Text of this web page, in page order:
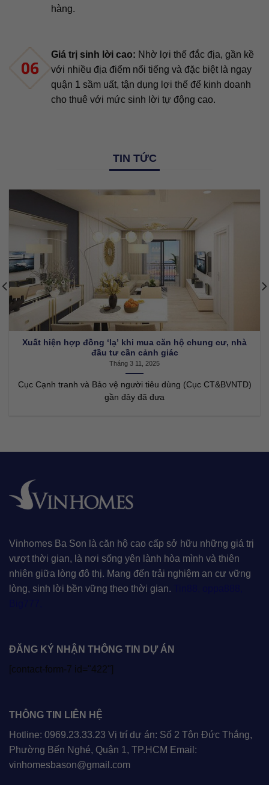
hàng.
Giá trị sinh lời cao: Nhờ lợi thế đắc địa, gần kề
với nhiều địa điểm nổi tiếng và đặc biệt là ngay
quận 1 sầm uất, tận dụng lợi thế để kinh doanh
cho thuê với mức sinh lời tự động cao.
TIN TỨC
Xông đất là gì? Tục lệ xông đất có ý nghĩa như thế nào?
Tháng 3 11, 2025
Xông đất là một phong tục lâu đời trong văn hóa Việt Nam,
mang một
Vinhomes Ba Son là căn hộ cao cấp sở hữu những giá trị
vượt thời gian, là nơi sống yên lành hòa mình và thiên
nhiên giữa lòng đô thị. Mang đến trải nghiệm an cư vững
lòng, sinh lời bền vững theo thời gian.
ĐĂNG KÝ NHẬN THÔNG TIN DỰ ÁN
[contact-form-7 id="422"]
THÔNG TIN LIÊN HỆ
Hotline: 0969.23.33.23 Vị trí dự án: Số 2 Tôn Đức Thắng,
Phường Bến Nghé, Quận 1, TP.HCM Email:
vinhomesbason@gmail.com